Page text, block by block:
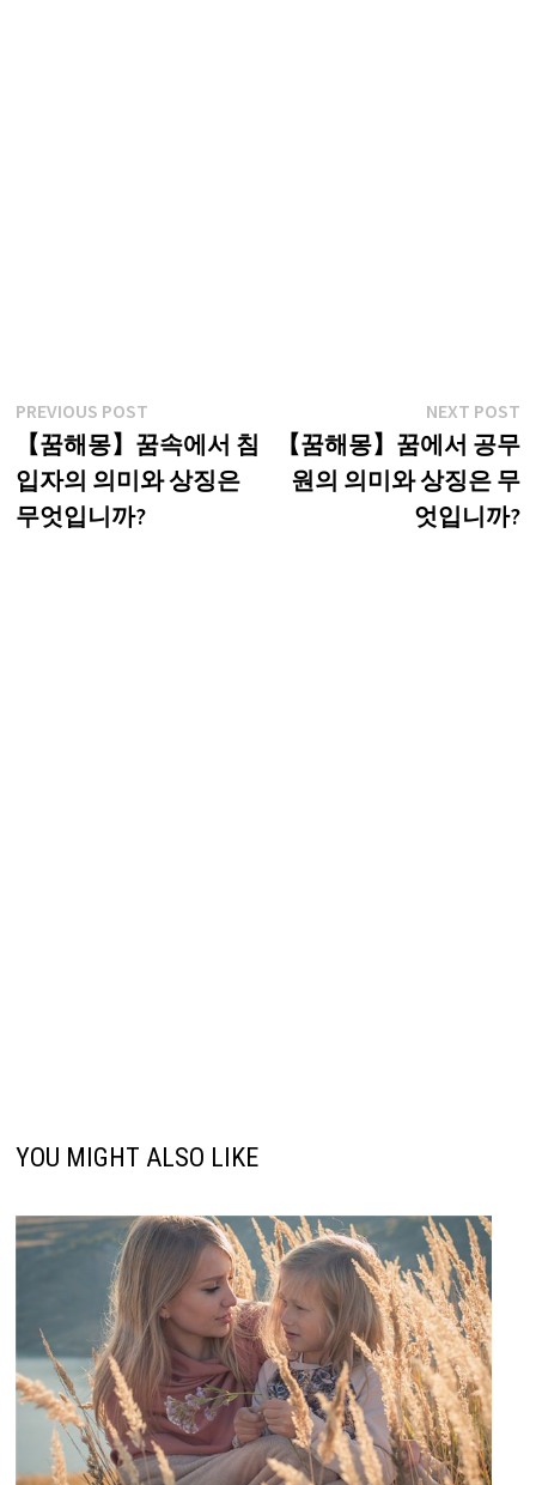
글
탐
색
PREVIOUS POSTPrevious
post:
【꿈해몽】꿈속에서 침
입자의 의미와 상징은
무엇입니까?
NEXT POST
【꿈해몽】꿈에서 공무
원의 의미와 상징은 무
엇입니까?
YOU MIGHT ALSO LIKE